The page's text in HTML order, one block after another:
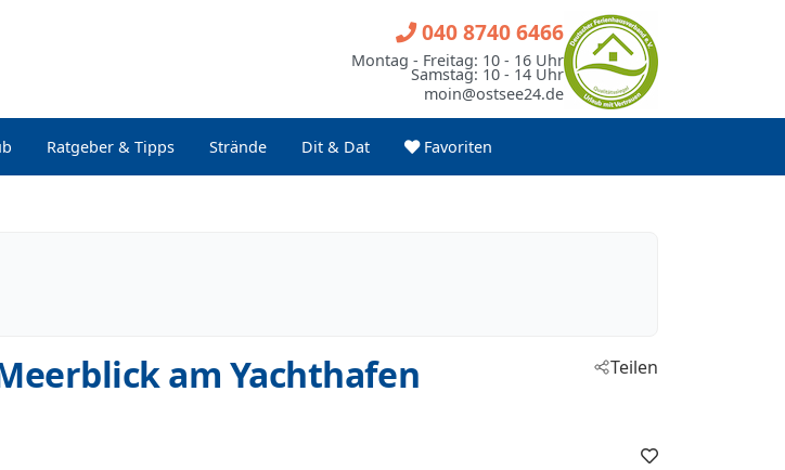
Ratgeber & Tipps Strände Dit & Dat Favoriten
040 8740 6466
Montag - Freitag: 10 - 16 Uhr
Samstag: 10 - 14 Uhr
moin@ostsee24.de
am Yachthafen Teilen